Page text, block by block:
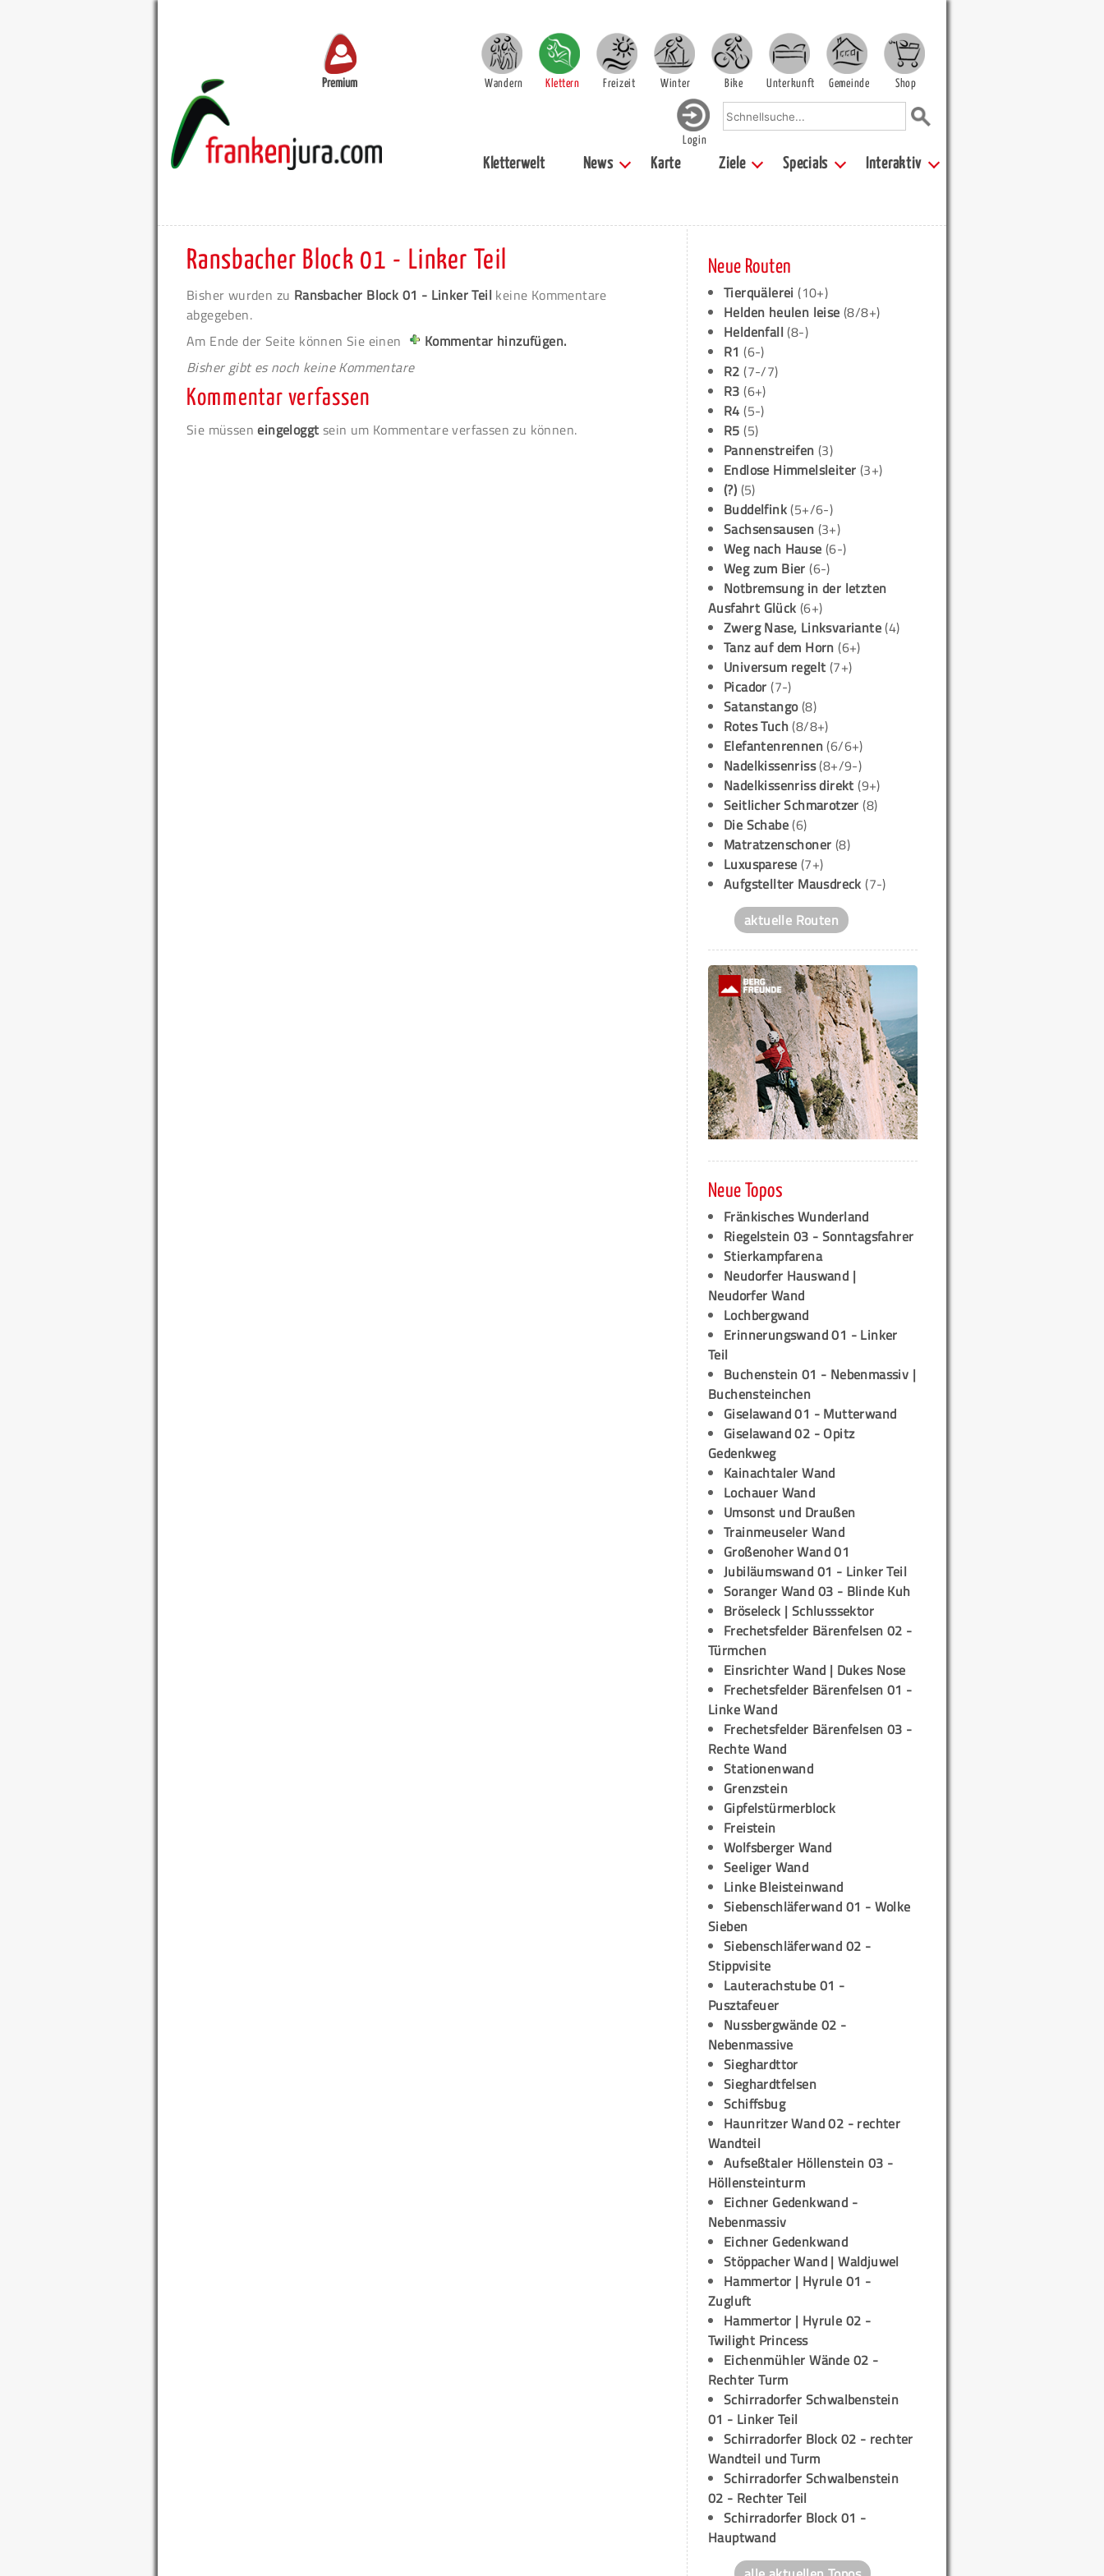
Premium Wandern Klettern Freizeit Winter Bike Unterkunft Gemeinde Shop
Login
Kletterwelt News Karte Ziele Specials Interaktiv
Ransbacher Block 01 - Linker Teil
Bisher wurden zu Ransbacher Block 01 - Linker Teil keine Kommentare
abgegeben.
Am Ende der Seite können Sie einen
Kommentar hinzufügen.
Bisher gibt es noch keine Kommentare
Kommentar verfassen
Sie müsseneingeloggt sein um Kommentare verfassen zu können.
Neue Routen
Tierquälerei (10+)
Helden heulen leise(8/8+)
Heldenfall(8-)
R1 (6-)
R2 (7-/7)
R3 (6+)
R4 (5-)
R5 (5)
Pannenstreifen (3)
Endlose Himmelsleiter (3+)
(?) (5)
Buddelfink(5+/6-)
Sachsensausen (3+)
Weg nach Hause (6-)
Weg zum Bier (6-)
Notbremsung in der letzten
Ausfahrt Glück (6+)
Zwerg Nase, Linksvariante(4)
Tanz auf dem Horn (6+)
Universum regelt (7+)
Picador (7-)
Satanstango(8)
Rotes Tuch(8/8+)
Elefantenrennen(6/6+)
Nadelkissenriss(8+/9-)
Nadelkissenriss direkt (9+)
Seitlicher Schmarotzer (8)
Die Schabe(6)
Matratzenschoner (8)
Luxusparese (7+)
Aufgstellter Mausdreck (7-)
aktuelle Routen
Neue Topos
Fränkisches Wunderland
Riegelstein 03 - Sonntagsfahrer
Stierkampfarena
Neudorfer Hauswand |
Neudorfer Wand
Lochbergwand
Erinnerungswand 01 - Linker
Teil
Buchenstein 01 - Nebenmassiv |
Buchensteinchen
Giselawand 01 - Mutterwand
Giselawand 02 - Opitz
Gedenkweg
Kainachtaler Wand
Lochauer Wand
Umsonst und Draußen
Trainmeuseler Wand
Großenoher Wand 01
Jubiläumswand 01 - Linker Teil
Soranger Wand 03 - Blinde Kuh
Bröseleck | Schlusssektor
Frechetsfelder Bärenfelsen 02 -
Türmchen
Einsrichter Wand | Dukes Nose
Frechetsfelder Bärenfelsen 01 -
Linke Wand
Frechetsfelder Bärenfelsen 03 -
Rechte Wand
Stationenwand
Grenzstein
Gipfelstürmerblock
Freistein
Wolfsberger Wand
Seeliger Wand
Linke Bleisteinwand
Siebenschläferwand 01 - Wolke
Sieben
Siebenschläferwand 02 -
Stippvisite
Lauterachstube 01 -
Pusztafeuer
Nussbergwände 02 -
Nebenmassive
Sieghardttor
Sieghardtfelsen
Schiffsbug
Haunritzer Wand 02 - rechter
Wandteil
Aufseßtaler Höllenstein 03 -
Höllensteinturm
Eichner Gedenkwand -
Nebenmassiv
Eichner Gedenkwand
Stöppacher Wand | Waldjuwel
Hammertor | Hyrule 01 -
Zugluft
Hammertor | Hyrule 02 -
Twilight Princess
Eichenmühler Wände 02 -
Rechter Turm
Schirradorfer Schwalbenstein
01 - Linker Teil
Schirradorfer Block 02 - rechter
Wandteil und Turm
Schirradorfer Schwalbenstein
02 - Rechter Teil
Schirradorfer Block 01 -
Hauptwand